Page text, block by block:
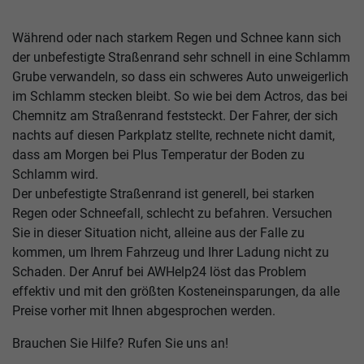
Während oder nach starkem Regen und Schnee kann sich
der unbefestigte Straßenrand sehr schnell in eine Schlamm
Grube verwandeln, so dass ein schweres Auto unweigerlich
im Schlamm stecken bleibt. So wie bei dem Actros, das bei
Chemnitz am Straßenrand feststeckt. Der Fahrer, der sich
nachts auf diesen Parkplatz stellte, rechnete nicht damit,
dass am Morgen bei Plus Temperatur der Boden zu
Schlamm wird.
Der unbefestigte Straßenrand ist generell, bei starken
Regen oder Schneefall, schlecht zu befahren. Versuchen
Sie in dieser Situation nicht, alleine aus der Falle zu
kommen, um Ihrem Fahrzeug und Ihrer Ladung nicht zu
Schaden. Der Anruf bei AWHelp24 löst das Problem
effektiv und mit den größten Kosteneinsparungen, da alle
Preise vorher mit Ihnen abgesprochen werden.
Brauchen Sie Hilfe? Rufen Sie uns an!